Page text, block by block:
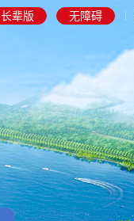
长辈版 无障碍